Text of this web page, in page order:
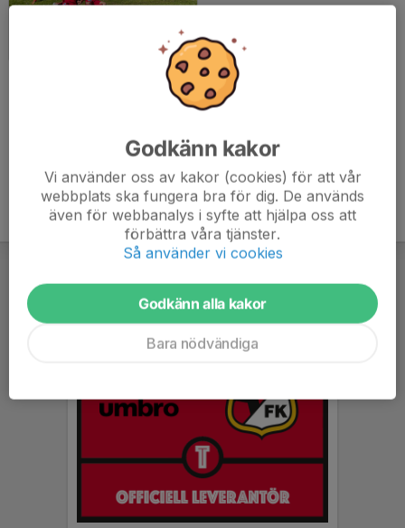
Godkänn kakor
Vi använder oss av kakor (cookies) för att vår
webbplats ska fungera bra för dig. De används
även för webbanalys i syfte att hjälpa oss att
förbättra våra tjänster.
Så använder vi cookies
Godkänn alla kakor
Bara nödvändiga